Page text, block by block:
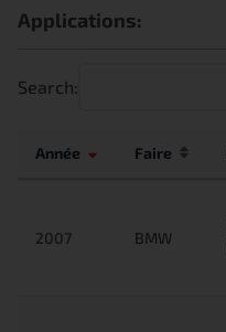
Applications:
Search:
Année Faire
2007 BMW